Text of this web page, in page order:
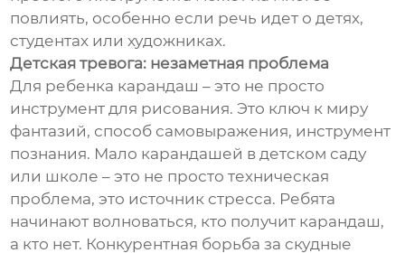
повлиять, особенно если речь идет о детях,
студентах или художниках.
Детская тревога: незаметная проблема
Для ребенка карандаш – это не просто
инструмент для рисования. Это ключ к миру
фантазий, способ самовыражения, инструмент
познания. Мало карандашей в детском саду
или школе – это не просто техническая
проблема, это источник стресса. Ребята
начинают волноваться, кто получит карандаш,
а кто нет. Конкурентная борьба за скудные